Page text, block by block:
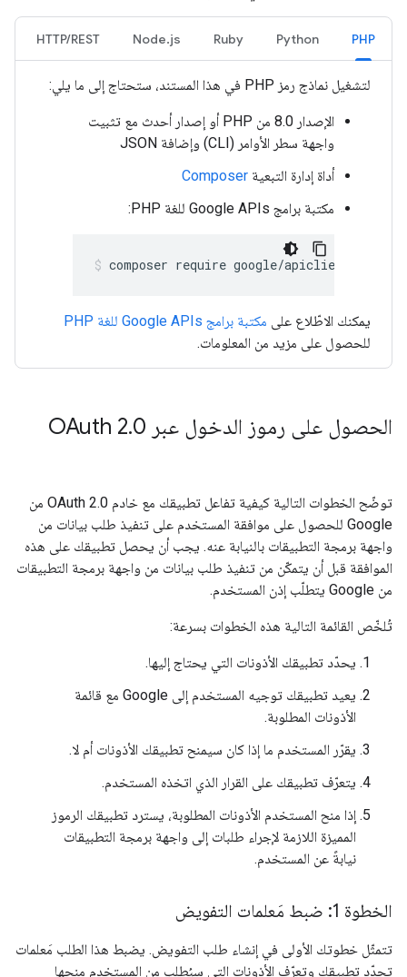
PHP
Python
Ruby
Node.js
HTTP/REST
لتشغيل نماذج رمز PHP في هذا المستند، ستحتاج إلى ما يلي:
الإصدار 8.0 من PHP أو إصدار أحدث مع تثبيت
واجهة سطر الأوامر (CLI) وإضافة JSON
أداة إدارة التبعية Composer
مكتبة برامج Google APIs للغة PHP:
composer require google/
يمكنك الاطّلاع على مكتبة برامج Google APIs للغة PHP
للحصول على مزيد من المعلومات.
الحصول على رموز الدخول عبر OAuth 2 .0
توضّح الخطوات التالية كيفية تفاعل تطبيقك مع خادم OAuth 2.0 من
Google للحصول على موافقة المستخدم على تنفيذ طلب بيانات من
واجهة برمجة التطبيقات بالنيابة عنه. يجب أن يحصل تطبيقك على هذه
الموافقة قبل أن يتمكّن من تنفيذ طلب بيانات من واجهة برمجة التطبيقات
من Google يتطلّب إذن المستخدم.
تُلخّص القائمة التالية هذه الخطوات بسرعة:
يحدّد تطبيقك الأذونات التي يحتاج إليها.
يعيد تطبيقك توجيه المستخدم إلى Google مع قائمة
الأذونات المطلوبة.
يقرّر المستخدم ما إذا كان سيمنح تطبيقك الأذونات أم لا.
يتعرّف تطبيقك على القرار الذي اتخذه المستخدم.
إذا منح المستخدم الأذونات المطلوبة، يسترد تطبيقك الرموز
المميزة اللازمة لإجراء طلبات إلى واجهة برمجة التطبيقات
نيابةً عن المستخدم.
الخطوة 1: ضبط مَعلمات التفويض
تتمثّل خطوتك الأولى في إنشاء طلب التفويض. يضبط هذا الطلب مَعلمات
تحدّد تطبيقك وتعرّف الأذونات التي سيُطلب من المستخدم منحها